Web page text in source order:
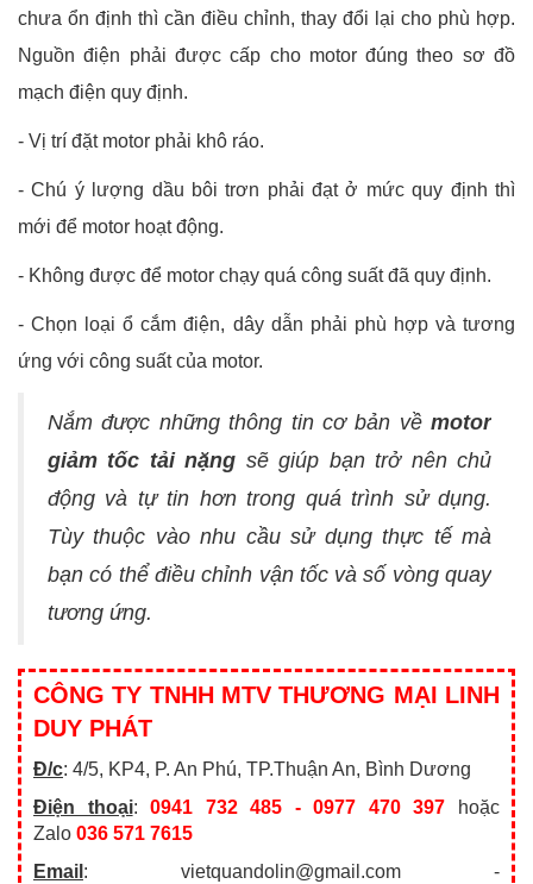
chưa ổn định thì cần điều chỉnh, thay đổi lại cho phù hợp.
Nguồn điện phải được cấp cho motor đúng theo sơ đồ
mạch điện quy định.
- Vị trí đặt motor phải khô ráo.
- Chú ý lượng dầu bôi trơn phải đạt ở mức quy định thì
mới để motor hoạt động.
- Không được để motor chạy quá công suất đã quy định.
- Chọn loại ổ cắm điện, dây dẫn phải phù hợp và tương
ứng với công suất của motor.
Nắm được những thông tin cơ bản về motor
giảm tốc tải nặng sẽ giúp bạn trở nên chủ
động và tự tin hơn trong quá trình sử dụng.
Tùy thuộc vào nhu cầu sử dụng thực tế mà
bạn có thể điều chỉnh vận tốc và số vòng quay
tương ứng.
CÔNG TY TNHH MTV THƯƠNG MẠI LINH
DUY PHÁT
Đ/c: 4/5, KP4, P. An Phú, TP.Thuận An, Bình Dương
Điện thoại:0941 732 485 - 0977 470 397 hoặc
Zalo 036 571 7615
Email : vietquandolin@gmail.com -